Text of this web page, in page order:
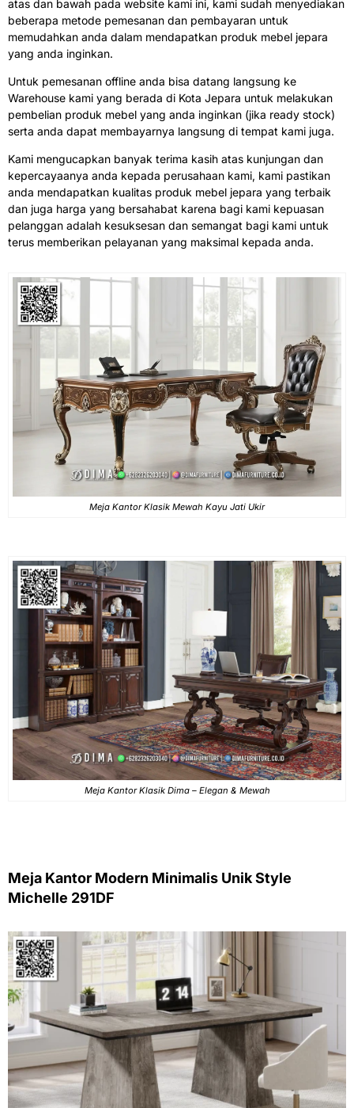
atas dan bawah pada website kami ini, kami sudah menyediakan
beberapa metode pemesanan dan pembayaran untuk
memudahkan anda dalam mendapatkan produk mebel jepara
yang anda inginkan.
Untuk pemesanan offline anda bisa datang langsung ke
Warehouse kami yang berada di Kota Jepara untuk melakukan
pembelian produk mebel yang anda inginkan (jika ready stock)
serta anda dapat membayarnya langsung di tempat kami juga.
Kami mengucapkan banyak terima kasih atas kunjungan dan
kepercayaanya anda kepada perusahaan kami, kami pastikan
anda mendapatkan kualitas produk mebel jepara yang terbaik
dan juga harga yang bersahabat karena bagi kami kepuasan
pelanggan adalah kesuksesan dan semangat bagi kami untuk
terus memberikan pelayanan yang maksimal kepada anda.
Meja Kantor Klasik Mewah Kayu Jati Ukir
Meja Kantor Klasik Dima – Elegan & Mewah
Meja Kantor Modern Minimalis Unik Style
Michelle 291DF